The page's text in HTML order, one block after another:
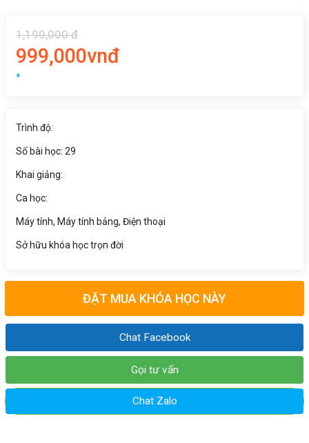
1,190,000 đ
999,000vnđ
*
Trình độ:
Số bài học: 29
Khai giảng:
Ca học:
Máy tính, Máy tính bảng, Điện thoại
Sở hữu khóa học trọn đời
ĐẶT MUA KHÓA HỌC NÀY
Chat Facebook
Gọi tư vấn
Chat Zalo